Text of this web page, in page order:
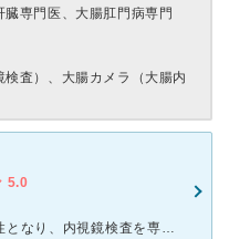
専門医、大腸肛門病専門
検査）、大腸カメラ（大腸内
5.0
健康診断で便潜血検査の結果が陽性となり、内視鏡検査を専門とするクリニックで検査を受けたところ、15mmという比較的大きなサイズの大腸ポリープが見つかりました。出血に備えて入院設備のある病院で切除手術